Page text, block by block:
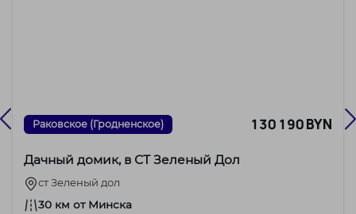
Раковское (Гродненское) 130 190 BYN
Дачный домик, в СТ Зеленый Дол
ст Зеленый дол
30 км от Минска